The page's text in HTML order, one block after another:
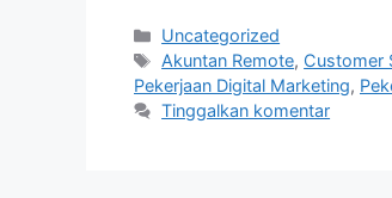
Kategori
Uncategorized
Tag
Akuntan Remote, Customer
Pekerjaan Digital Marketing,
Tinggalkan komentar